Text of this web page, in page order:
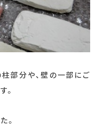
柱部分や、壁の一部にご
。
。